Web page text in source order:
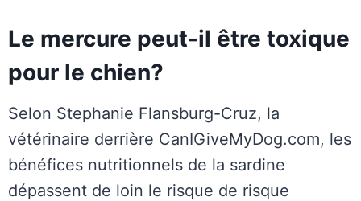
Le mercure peut-il être toxique
pour le chien?
Selon Stephanie Flansburg-Cruz, la
vétérinaire derrière CanIGiveMyDog.com, les
bénéfices nutritionnels de la sardine
dépassent de loin le risque de risque